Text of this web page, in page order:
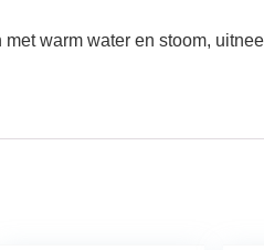
warm water en stoom,